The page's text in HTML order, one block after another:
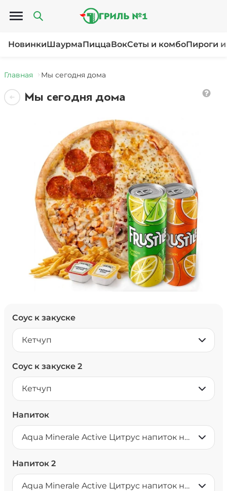
Открыть меню
НовинкиШаурмаПиццаВокСеты и комбоПироги
Главная Мы сегодня дома
Мы сегодня дома
Соус к закуске
Кетчуп
Соус к закуске 2
Кетчуп
Напиток
Aqua Minerale Active Цитрус напиток негазированный 0,5 л
Напиток 2
Aqua Minerale Active Цитрус напиток негазированный 0,5 л